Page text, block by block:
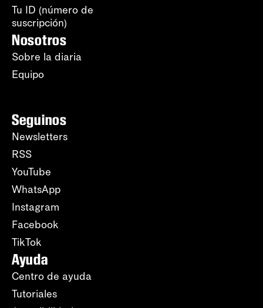
Tu ID (número de
suscripción)
Nosotros
Sobre la diaria
Equipo
Seguinos
Newsletters
RSS
YouTube
WhatsApp
Instagram
Facebook
TikTok
Ayuda
Centro de ayuda
Tutoriales